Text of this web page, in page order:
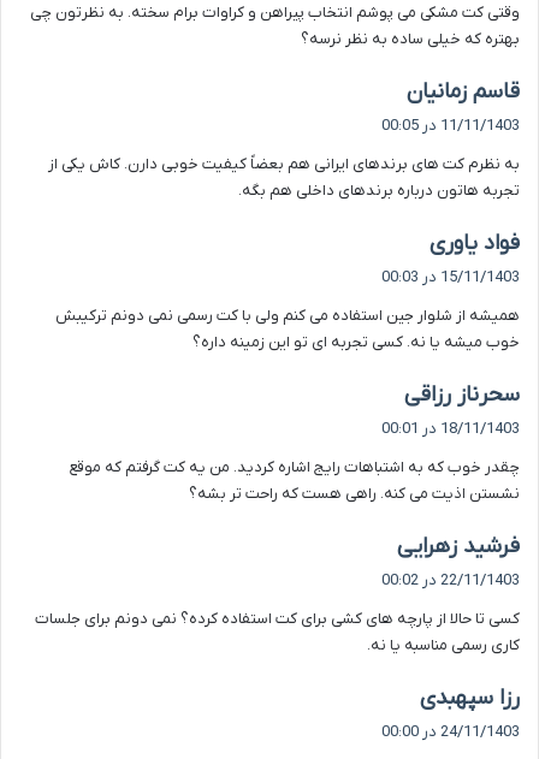
:
وقتی کت مشکی می پوشم انتخاب پیراهن و کراوات برام سخته. به نظرتون چی
بهتره که خیلی ساده به نظر نرسه؟
قاسم زمانیان
ف
:
11/11/1403 در 00:05
به نظرم کت های برندهای ایرانی هم بعضاً کیفیت خوبی دارن. کاش یکی از
تجربه هاتون درباره برندهای داخلی هم بگه.
فواد یاوری
:
15/11/1403 در 00:03
همیشه از شلوار جین استفاده می کنم ولی با کت رسمی نمی دونم ترکیبش
خوب میشه یا نه. کسی تجربه ای تو این زمینه داره؟
سحرناز رزاقی
ف
:
18/11/1403 در 00:01
چقدر خوب که به اشتباهات رایج اشاره کردید. من یه کت گرفتم که موقع
نشستن اذیت می کنه. راهی هست که راحت تر بشه؟
فرشید زهرایی
ف
22/11/1403 در 00:02
کسی تا حالا از پارچه های کشی برای کت استفاده کرده؟ نمی دونم برای جلسات
کاری رسمی مناسبه یا نه.
رزا سپهبدی
ف
24/11/1403 در 00:00